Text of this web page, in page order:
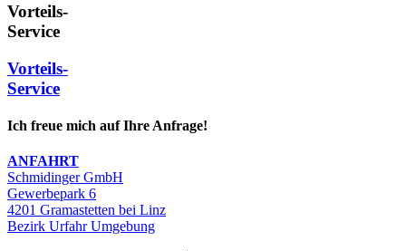
Vorteils-
Service
Vorteils-
Service
Ich freue mich auf Ihre Anfrage!
ANFAHRT
Schmidinger GmbH
Gewerbepark 6
4201 Gramastetten bei Linz
Bezirk Urfahr Umgebung